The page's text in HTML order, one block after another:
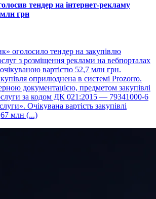
тендер на інтернет-рекламу
грн
оголосило тендер на закупівлю
з розміщення реклами на вебпорталах
очікуваною вартістю 52,7 млн грн.
оприлюднена в системі Prozorro.
документацією, предметом закупівлі
за кодом ДК 021:2015 — 79341000-6
Очікувана вартість закупівлі
млн (...)